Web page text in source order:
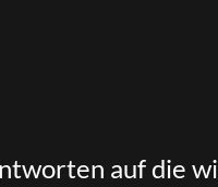
auf die